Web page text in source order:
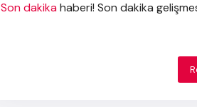
Son dakikahaberi! Son dakika